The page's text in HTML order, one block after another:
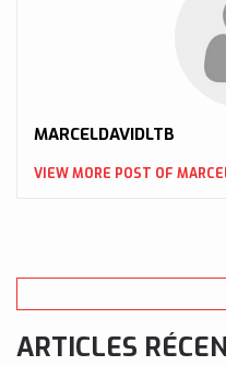
MARCELDAVIDLTB
VIEW MORE POST OF
ARTICLES